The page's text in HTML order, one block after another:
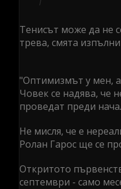
Тенисът може да не
трева, смята
"Оптимизмът у мен,
Човек се надява, че
проведат преди
Не мисля, че е
Ролан Гарос ще се
Откритото
септември - само